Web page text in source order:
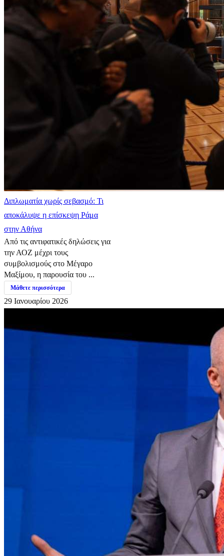
Διπλωματία χωρίς σεβασμό: Τι
αποκάλυψε η επίσκεψη Ράμα
στην Αθήνα
Από τις αντιφατικές δηλώσεις για
την ΑΟΖ μέχρι τους
συμβολισμούς στο Μέγαρο
Μαξίμου, η παρουσία του ...
Μάθετε περισσότερα
29 Ιανουαρίου 2026